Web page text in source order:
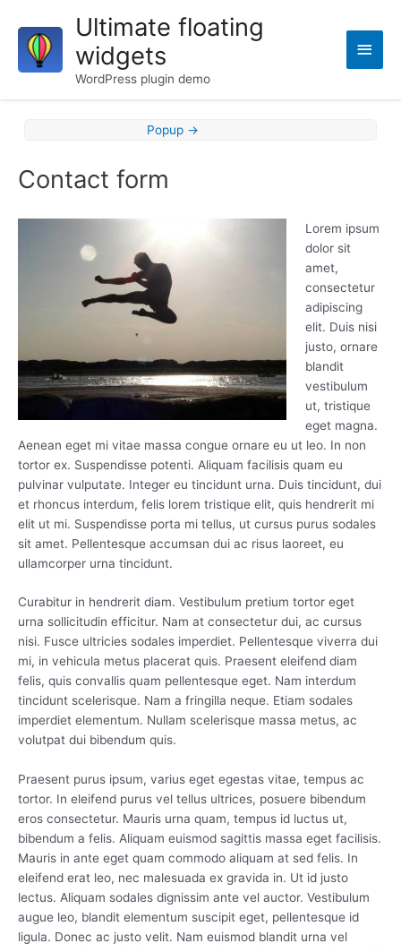
content
Ultimate floating
widgets
WordPress plugin demo
Main
Contact form
Lorem ipsum
dolor sit
amet,
consectetur
adipiscing
elit. Duis nisi
justo, ornare
blandit
vestibulum
ut, tristique
eget magna.
Aenean eget mi vitae massa congue ornare eu ut leo. In non
tortor ex. Suspendisse potenti. Aliquam facilisis quam eu
pulvinar vulputate. Integer eu tincidunt urna. Duis tincidunt, dui
et rhoncus interdum, felis lorem tristique elit, quis hendrerit mi
elit ut mi. Suspendisse porta mi tellus, ut cursus purus sodales
sit amet. Pellentesque accumsan dui ac risus laoreet, eu
ullamcorper urna tincidunt.
Curabitur in hendrerit diam. Vestibulum pretium tortor eget
urna sollicitudin efficitur. Nam at consectetur dui, ac cursus
nisi. Fusce ultricies sodales imperdiet. Pellentesque viverra dui
mi, in vehicula metus placerat quis. Praesent eleifend diam
felis, quis convallis quam pellentesque eget. Nam interdum
tincidunt scelerisque. Nam a fringilla neque. Etiam sodales
imperdiet elementum. Nullam scelerisque massa metus, ac
volutpat dui bibendum quis.
Praesent purus ipsum, varius eget egestas vitae, tempus ac
tortor. In eleifend purus vel tellus ultrices, posuere bibendum
eros consectetur. Mauris urna quam, tempus id luctus ut,
bibendum a felis. Aliquam euismod sagittis massa eget facilisis.
Mauris in ante eget quam commodo aliquam at sed felis. In
eleifend erat leo, nec malesuada ex gravida in. Ut id justo
lectus. Aliquam sodales dignissim ante vel auctor. Vestibulum
augue leo, blandit elementum suscipit eget, pellentesque id
ligula. Donec ac justo velit. Nam euismod blandit urna vel
Popup →